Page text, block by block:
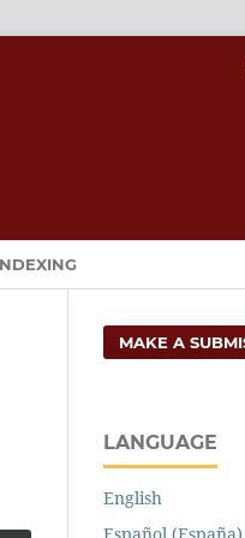
MAKE A
LANGUAGE
English